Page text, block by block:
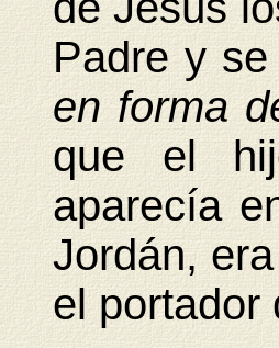
Padre y
en forma
que el
aparecía
Jordán,
el portador